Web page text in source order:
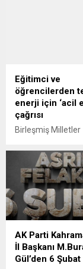
Eğitimci ve
öğrencilerden
enerji için ‘acil
çağrısı
Birleşmiş Milletler
Temiz Enerji
edilen 26 Ocak,
Çağrı: Temiz
Kapsayıcı Bir
temasıyla
düzenlendi.
öğrencilerin
etkinlikte, temiz
‘acil eylem’ çağrısı
AK Parti
İl Başkanı
Gül’den 6 Şubat